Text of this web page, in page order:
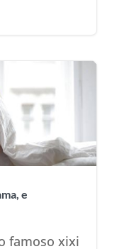
e
famoso xixi